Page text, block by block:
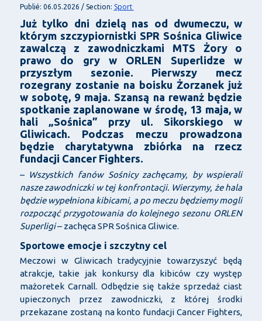
Publié: 06.05.2026 / Section: Sport
Już tylko dni dzielą nas od dwumeczu, w
którym szczypiornistki SPR Sośnica Gliwice
zawalczą z zawodniczkami MTS Żory o
prawo do gry w ORLEN Superlidze w
przyszłym sezonie. Pierwszy mecz
rozegrany zostanie na boisku Żorzanek już
w sobotę, 9 maja. Szansą na rewanż będzie
spotkanie zaplanowane w środę, 13 maja, w
hali „Sośnica” przy ul. Sikorskiego w
Gliwicach. Podczas meczu prowadzona
będzie charytatywna zbiórka na rzecz
fundacji Cancer Fighters.
– Wszystkich fanów Sośnicy zachęcamy, by wspierali
nasze zawodniczki w tej konfrontacji. Wierzymy, że hala
będzie wypełniona kibicami, a po meczu będziemy mogli
rozpocząć przygotowania do kolejnego sezonu ORLEN
Superligi– zachęca SPR Sośnica Gliwice.
Sportowe emocje i szczytny cel
Meczowi w Gliwicach tradycyjnie towarzyszyć będą
atrakcje, takie jak konkursy dla kibiców czy występ
mażoretek Carnall. Odbędzie się także sprzedaż ciast
upieczonych przez zawodniczki, z której środki
przekazane zostaną na konto fundacji Cancer Fighters,